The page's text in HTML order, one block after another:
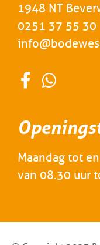
1948 NT
0251 37 55 30
Maandag tot
van 08.30 uur